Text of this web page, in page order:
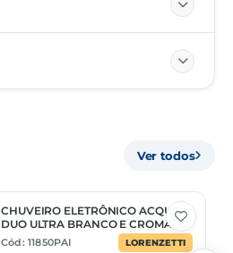
Ver todos
2 Opções
CHUVEIRO ELETRÔNICO ACQUA
DUO ULTRA BRANCO E CROMADO
Cód: 11850PAI LORENZETTI